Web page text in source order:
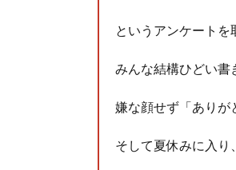
というアンケートを
みんな結構ひどい書
嫌な顔せず「ありが
そして夏休みに入り